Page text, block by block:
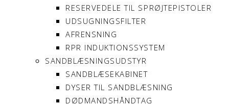
RESERVEDELE TIL SPRØJTEPISTOLER
UDSUGNINGSFILTER
AFRENSNING
RPR INDUKTIONSSYSTEM
SANDBLÆSNINGSUDSTYR
SANDBLÆSEKABINET
DYSER TIL SANDBLÆSNING
DØDMANDSHÅNDTAG